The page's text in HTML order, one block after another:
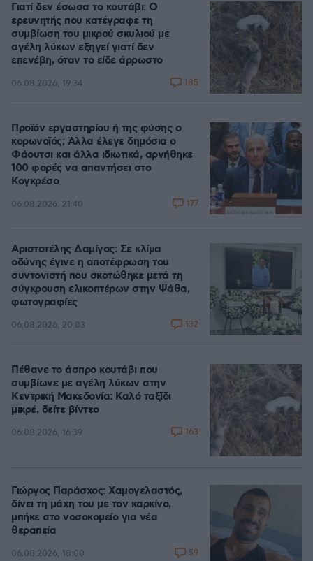
Γιατί δεν έσωσα το κουτάβι: Ο
ερευνητής που κατέγραφε τη
συμβίωση του μικρού σκυλιού με
αγέλη λύκων εξηγεί γιατί δεν
επενέβη, όταν το είδε άρρωστο
06.08.2026, 19:34 185
Προϊόν εργαστηρίου ή της φύσης ο
κορωνοϊός; Άλλα έλεγε δημόσια ο
Φάουτσι και άλλα ιδιωτικά, αρνήθηκε
100 φορές να απαντήσει στο
Κογκρέσο
06.08.2026, 21:40 177
Αριστοτέλης Δαμίγος: Σε κλίμα
οδύνης έγινε η αποτέφρωση του
συντονιστή που σκοτώθηκε μετά τη
σύγκρουση ελικοπτέρων στην Ψάθα,
φωτογραφίες
06.08.2026, 20:03 132
Πέθανε το άσπρο κουτάβι που
συμβίωνε με αγέλη λύκων στην
Κεντρική Μακεδονία: Καλό ταξίδι
μικρέ, δείτε βίντεο
06.08.2026, 16:39 163
Γιώργος Παράσχος: Χαμογελαστός,
δίνει τη μάχη του με τον καρκίνο,
μπήκε στο νοσοκομείο για νέα
θεραπεία
06.08.2026, 18:00 59